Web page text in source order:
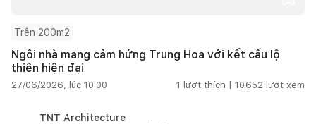
Trên 200m2
Ngôi nhà mang cảm hứng Trung Hoa với kết cấu lộ
thiên hiện đại
27/06/2026, lúc 10:00 1 lượt thích | 10.652 lượt xem
TNT Architecture